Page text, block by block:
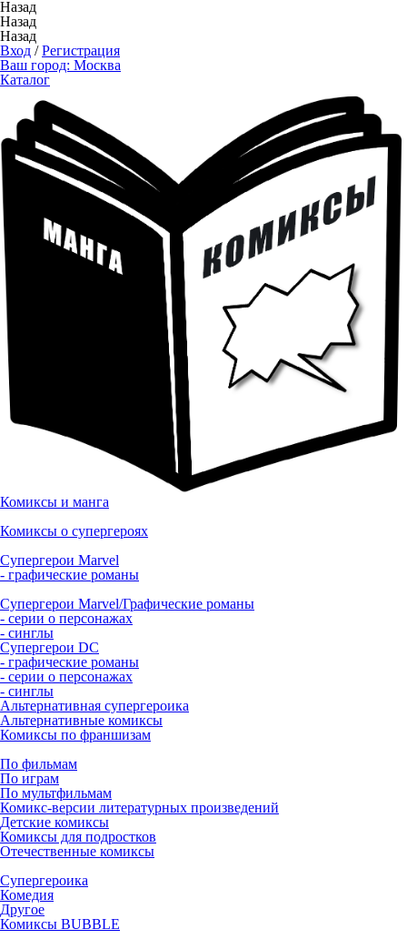
Назад
Назад
Назад
Вход /Регистрация
Ваш город: Москва
Каталог
Комиксы и манга
Комиксы о супергероях
Супергерои Marvel
- графические романы
Супергерои Marvel/Графические романы
- серии о персонажах
- синглы
Супергерои DC
- графические романы
- серии о персонажах
- синглы
Альтернативная супергероика
Альтернативные комиксы
Комиксы по франшизам
По фильмам
По играм
По мультфильмам
Комикс-версии литературных произведений
Детские комиксы
Комиксы для подростков
Отечественные комиксы
Супергероика
Комедия
Другое
Комиксы BUBBLE